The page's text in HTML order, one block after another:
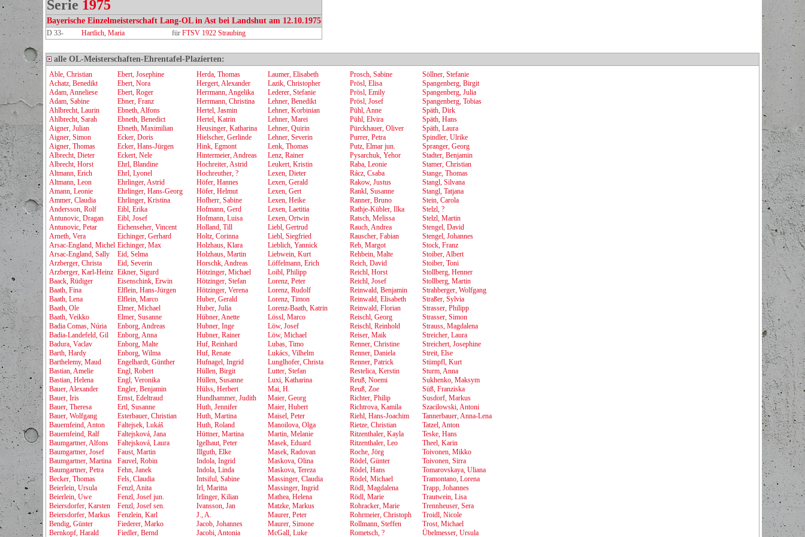
Serie 1975
Bayerische Einzelmeisterschaft Lang-OL in Ast bei Landshut am 12.10.1975
D 33- Hartlich, Maria für FTSV 1922 Straubing
alle OL-Meisterschaften-Ehrentafel-Plazierten:
Able, Christian
Achatz, Benedikt
Adam, Anneliese
Adam, Sabine
Ahlbrecht, Laurin
Ahlbrecht, Sarah
Aigner, Julian
Aigner, Simon
Aigner, Thomas
Albrecht, Dieter
Albrecht, Horst
Altmann, Erich
Altmann, Leon
Amann, Leonie
Ammer, Claudia
Andersson, Rolf
Antunovic, Dragan
Antunovic, Petar
Arneth, Vera
Arsac-England, Michel
Arsac-England, Sally
Arzberger, Christa
Arzberger, Karl-Heinz
Baack, Rüdiger
Baath, Fina
Baath, Lena
Baath, Ole
Baath, Veikko
Badia Comas, Núria
Badia-Landefeld, Gil
Badura, Vaclav
Barth, Hardy
Barthelemy, Maud
Bastian, Amelie
Bastian, Helena
Bauer, Alexander
Bauer, Iris
Bauer, Theresa
Bauer, Wolfgang
Bauernfeind, Anton
Bauernfeind, Ralf
Baumgartner, Alfons
Baumgartner, Josef
Baumgartner, Martina
Baumgartner, Petra
Becker, Thomas
Beierlein, Ursula
Beierlein, Uwe
Beiersdorfer, Karsten
Beiersdorfer, Markus
Bendig, Günter
Bernkopf, Harald
Ebert, Josephine
Ebert, Nora
Ebert, Roger
Ebner, Franz
Ebneth, Alfons
Ebneth, Benedict
Ebneth, Maximilian
Ecker, Doris
Ecker, Hans-Jürgen
Eckert, Nele
Ehrl, Blandine
Ehrl, Lyonel
Ehrlinger, Astrid
Ehrlinger, Hans-Georg
Ehrlinger, Kristina
Eibl, Erika
Eibl, Josef
Eichenseher, Vincent
Eichinger, Gerhard
Eichinger, Max
Eid, Selma
Eid, Severin
Eikner, Sigurd
Eisenschink, Erwin
Elflein, Hans-Jürgen
Elflein, Marco
Elmer, Michael
Elmer, Susanne
Enborg, Andreas
Enborg, Anna
Enborg, Malte
Enborg, Wilma
Engelhardt, Günther
Engl, Robert
Engl, Veronika
Engler, Benjamin
Ernst, Edeltraud
Ertl, Susanne
Esterbauer, Christian
Faltejsek, Lukáš
Faltejsková, Jana
Faltejsková, Laura
Faust, Martin
Fauvel, Robin
Fehn, Janek
Fels, Claudia
Fenzl, Anita
Fenzl, Josef jun.
Fenzl, Josef sen.
Fenzlein, Karl
Fiederer, Marko
Fiedler, Bernd
Herda, Thomas
Hergert, Alexander
Herrmann, Angelika
Herrmann, Christina
Hertel, Jasmin
Hertel, Katrin
Heusinger, Katharina
Hielscher, Gerlinde
Hink, Egmont
Hintermeier, Andreas
Hochreiter, Astrid
Hochreuther, ?
Höfer, Hannes
Höfer, Helmut
Hofherr, Sabine
Hofmann, Gerd
Hofmann, Luisa
Holland, Till
Holtz, Corinna
Holzhaus, Klara
Holzhaus, Martin
Horschk, Andreas
Hötzinger, Michael
Hötzinger, Stefan
Hötzinger, Verena
Huber, Gerald
Huber, Julia
Hübner, Anette
Hubner, Inge
Hubner, Rainer
Huf, Reinhard
Huf, Renate
Hufnagel, Ingrid
Hüllen, Birgit
Hüllen, Susanne
Hülss, Herbert
Hundhammer, Judith
Huth, Jennifer
Huth, Martina
Huth, Roland
Hüttner, Martina
Igelhaut, Peter
Illguth, Elke
Indola, Ingrid
Indola, Linda
Intsiful, Sabine
Irl, Maritta
Irlinger, Kilian
Ivansson, Jan
J., A.
Jacob, Johannes
Jacobi, Antonia
Laumer, Elisabeth
Lazik, Christopher
Lederer, Stefanie
Lehner, Benedikt
Lehner, Korbinian
Lehner, Marei
Lehner, Quirin
Lehner, Severin
Lenk, Thomas
Lenz, Rainer
Leukert, Kristin
Lexen, Dieter
Lexen, Gerald
Lexen, Gert
Lexen, Heike
Lexen, Laetitia
Lexen, Ortwin
Liebl, Gertrud
Liebl, Siegfried
Lieblich, Yannick
Liebwein, Kurt
Löffelmann, Erich
Loibl, Philipp
Lorenz, Peter
Lorenz, Rudolf
Lorenz, Timon
Lorenz-Baath, Katrin
Lössl, Marco
Löw, Josef
Löw, Michael
Lubas, Timo
Lukács, Vilhelm
Lunglhofer, Christa
Lutter, Stefan
Luxi, Katharina
Mai, H.
Maier, Georg
Maier, Hubert
Maisel, Peter
Manoilova, Olga
Martin, Melanie
Masek, Eduard
Masek, Radovan
Maskova, Olina
Maskova, Tereza
Massinger, Claudia
Massinger, Ingrid
Mathea, Helena
Matzke, Markus
Maurer, Peter
Maurer, Simone
McGall, Luke
Prosch, Sabine
Prösl, Elisa
Prösl, Emily
Prösl, Josef
Pühl, Anne
Pühl, Elvira
Pürckhauer, Oliver
Purrer, Petra
Putz, Elmar jun.
Pysarchuk, Yehor
Raba, Leonie
Rácz, Csaba
Rakow, Justus
Rankl, Susanne
Ranner, Bruno
Rathje-Kübler, Ilka
Ratsch, Melissa
Rauch, Andrea
Rauscher, Fabian
Reb, Margot
Rehbein, Malte
Reich, David
Reichl, Horst
Reichl, Josef
Reinwald, Benjamin
Reinwald, Elisabeth
Reinwald, Florian
Reischl, Georg
Reischl, Reinhold
Reiser, Maik
Renner, Christine
Renner, Daniela
Renner, Patrick
Restelica, Kerstin
Reuß, Noemi
Reuß, Zoe
Richter, Philip
Richtrova, Kamila
Riehl, Hans-Joachim
Rietze, Christian
Ritzenthaler, Kayla
Ritzenthaler, Leo
Roche, Jörg
Rödel, Günter
Rödel, Hans
Rödel, Michael
Rödl, Magdalena
Rödl, Marie
Rohracker, Marie
Rohrmeier, Christoph
Rollmann, Steffen
Rometsch, ?
Söllner, Stefanie
Spangenberg, Birgit
Spangenberg, Julia
Spangenberg, Tobias
Späth, Dirk
Späth, Hans
Späth, Laura
Spindler, Ulrike
Spranger, Georg
Stadter, Benjamin
Stamer, Christian
Stange, Thomas
Stangl, Silvana
Stangl, Tatjana
Stein, Carola
Stelzl, ?
Stelzl, Martin
Stengel, David
Stengel, Johannes
Stock, Franz
Stoiber, Albert
Stoiber, Toni
Stollberg, Henner
Stollberg, Martin
Strahberger, Wolfgang
Straßer, Sylvia
Strasser, Philipp
Strasser, Simon
Strauss, Magdalena
Streicher, Laura
Streichert, Josephine
Streit, Else
Stümpfl, Kurt
Sturm, Anna
Sukhenko, Maksym
Süß, Franziska
Susdorf, Markus
Szacilowski, Antoni
Tannerbauer, Anna-Lena
Tatzel, Anton
Teske, Hans
Theel, Karin
Toivonen, Mikko
Toivonen, Sirra
Tomarovskaya, Uliana
Tramontano, Lorena
Trapp, Johannes
Trautwein, Lisa
Trennheuser, Sera
Troidl, Nicole
Trost, Michael
Übelmesser, Ursula